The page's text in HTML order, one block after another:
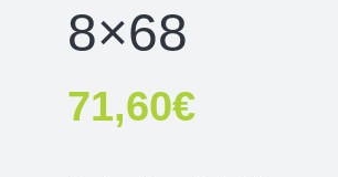
8×68
71,60€